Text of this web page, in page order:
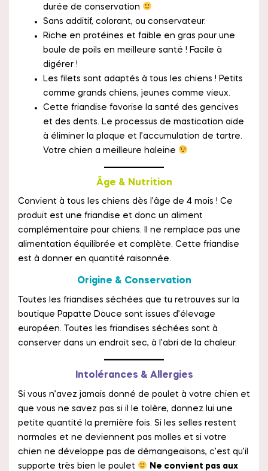
durée de conservation
Sans additif, colorant, ou conservateur.
Riche en protéines et faible en gras pour une
boule de poils en meilleure santé ! Facile à
digérer !
Les filets sont adaptés à tous les chiens ! Petits
comme grands chiens, jeunes comme vieux.
Cette friandise favorise la santé des gencives
et des dents. Le processus de mastication aide
à éliminer la plaque et l’accumulation de tartre.
Votre chien a meilleure haleine
Âge & Nutrition
Convient à tous les chiens dès l’âge de 4 mois ! Ce
produit est une friandise et donc un aliment
complémentaire pour chiens. Il ne remplace pas une
alimentation équilibrée et complète. Cette friandise
est à donner en quantité raisonnée.
Origine & Conservation
Toutes les friandises séchées que tu retrouves sur la
boutique Papatte Douce sont issues d’élevage
européen. Toutes les friandises séchées sont à
conserver dans un endroit sec, à l’abri de la chaleur.
Intolérances & Allergies
Si vous n’avez jamais donné de poulet à votre chien et
que vous ne savez pas si il le tolère, donnez lui une
petite quantité la première fois. Si les selles restent
normales et ne deviennent pas molles et si votre
chien ne développe pas de démangeaisons, c’est qu’il
supporte très bien le poulet
Ne convient pas aux